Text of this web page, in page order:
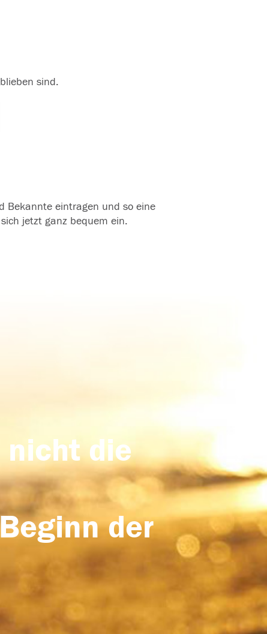
sind.
Bekannte eintragen und so eine
jetzt ganz bequem ein.
nicht die
der